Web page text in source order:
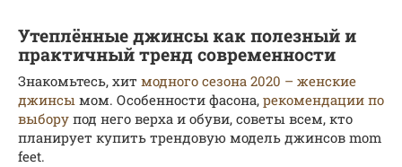
Утеплённые джинсы как полезный и
практичный тренд современности
Знакомьтесь, хит модного сезона 2020 – женские
джинсы мом. Особенности фасона, рекомендации по
выбору под него верха и обуви, советы всем, кто
планирует купить трендовую модель джинсов mom
feet.